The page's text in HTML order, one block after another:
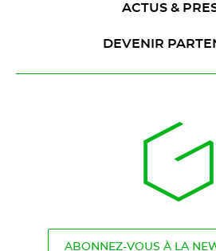
ACTUS &
DEVENIR
ABONNEZ-VOUS À LA